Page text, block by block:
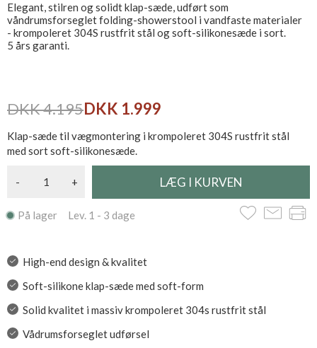
Elegant, stilren og solidt klap-sæde, udført som
våndrumsforseglet folding-showerstool i vandfaste materialer
- krompoleret 304S rustfrit stål og soft-silikonesæde i sort.
5 års garanti.
DKK 4.195DKK 1.999
Klap-sæde til vægmontering i krompoleret 304S rustfrit stål
med sort soft-silikonesæde.
- +
På lager Lev. 1 - 3 dage
High-end design & kvalitet
Soft-silikone klap-sæde med soft-form
Solid kvalitet i massiv krompoleret 304s rustfrit stål
Vådrumsforseglet udførsel